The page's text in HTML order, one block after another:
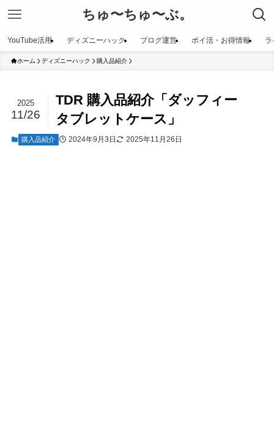
ちゅ〜ちゅ〜ぶ。
YouTube活用 ディズニーハック ブログ運営 ポイ活・お得情報
ホーム ディズニーハック 購入品紹介
TDR 購入品紹介「ダッフィー
タブレットケース」
2025
11/26
購入品紹介 2024年9月3日 2025年11月26日